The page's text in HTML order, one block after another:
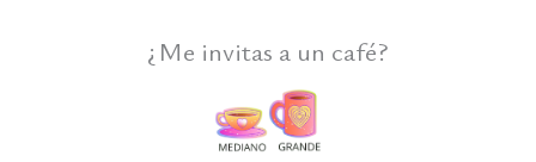
¿Me invitas a un café?